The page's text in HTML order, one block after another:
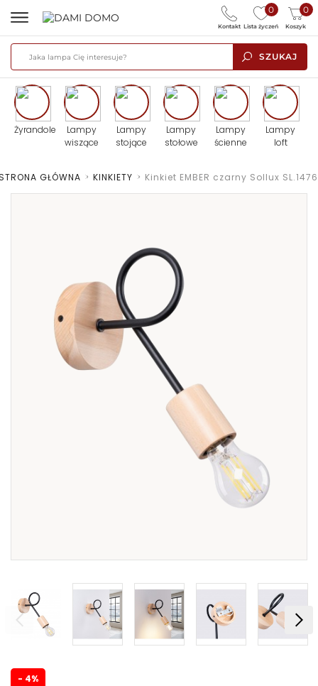
SZUKAJ
0
Lista życzeń
0
Koszyk
Kontakt
Żyrandole
Lampy
wiszące
Lampy
stojące
Lampy
stołowe
Lampy
ścienne
Lampy
loft
GŁÓWNA > KINKIETY > Kinkiet EMBER czarny Sollux SL.1476
- 4%